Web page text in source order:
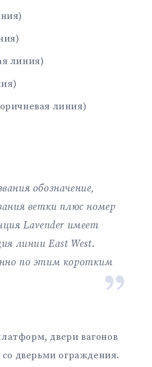
линия)
линия)
обозначение,
ветки плюс номер
Lavender имеет
линии East West.
по этим коротким
двери вагонов
дверьми ограждения.